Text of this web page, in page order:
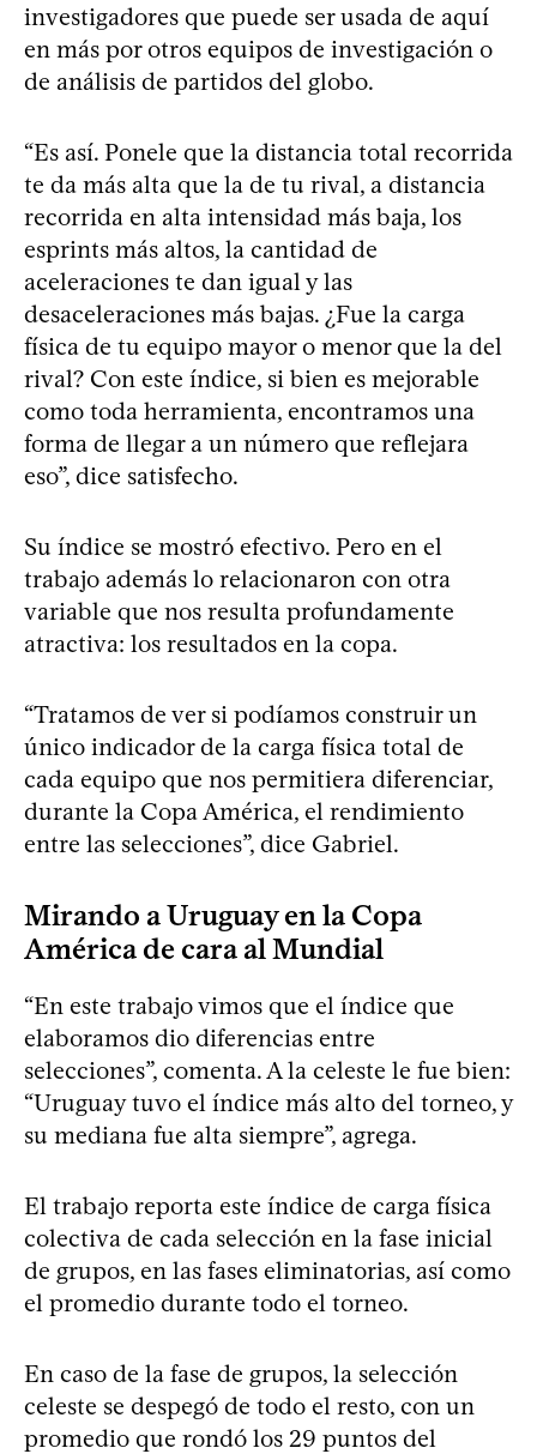
investigadores que puede ser usada de aquí
en más por otros equipos de investigación o
de análisis de partidos del globo.
“Es así. Ponele que la distancia total recorrida
te da más alta que la de tu rival, a distancia
recorrida en alta intensidad más baja, los
esprints más altos, la cantidad de
aceleraciones te dan igual y las
desaceleraciones más bajas. ¿Fue la carga
física de tu equipo mayor o menor que la del
rival? Con este índice, si bien es mejorable
como toda herramienta, encontramos una
forma de llegar a un número que reflejara
eso”, dice satisfecho.
Su índice se mostró efectivo. Pero en el
trabajo además lo relacionaron con otra
variable que nos resulta profundamente
atractiva: los resultados en la copa.
“Tratamos de ver si podíamos construir un
único indicador de la carga física total de
cada equipo que nos permitiera diferenciar,
durante la Copa América, el rendimiento
entre las selecciones”, dice Gabriel.
Mirando a Uruguay en la Copa
América de cara al Mundial
“En este trabajo vimos que el índice que
elaboramos dio diferencias entre
selecciones”, comenta. A la celeste le fue bien:
“Uruguay tuvo el índice más alto del torneo, y
su mediana fue alta siempre”, agrega.
El trabajo reporta este índice de carga física
colectiva de cada selección en la fase inicial
de grupos, en las fases eliminatorias, así como
el promedio durante todo el torneo.
En caso de la fase de grupos, la selección
celeste se despegó de todo el resto, con un
promedio que rondó los 29 puntos del